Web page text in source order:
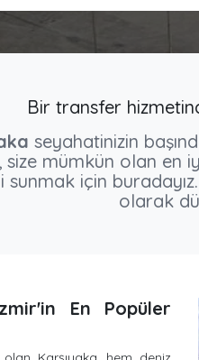
Bir transfer
seyahatinizin
size mümkün olan en
sunmak için
olarak
En Popüler